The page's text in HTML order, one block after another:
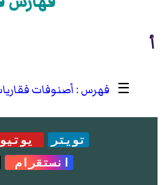
أ
☰ أصنوفات
تويتر
انستقرام